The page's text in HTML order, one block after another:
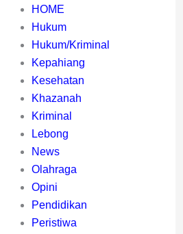
HOME
Hukum
Hukum/Kriminal
Kepahiang
Kesehatan
Khazanah
Kriminal
Lebong
News
Olahraga
Opini
Pendidikan
Peristiwa